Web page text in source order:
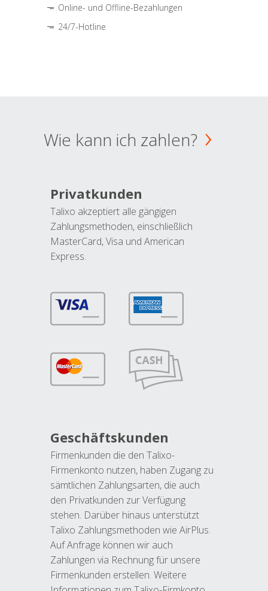
Online- und Offline-Bezahlungen
24/7-Hotline
Wie kann ich zahlen?
Privatkunden
Talixo akzeptiert alle gängigen
Zahlungsmethoden, einschließlich
MasterCard, Visa und American
Express.
Geschäftskunden
Firmenkunden die den Talixo-
Firmenkonto nutzen, haben Zugang zu
sämtlichen Zahlungsarten, die auch
den Privatkunden zur Verfügung
stehen. Darüber hinaus unterstützt
Talixo Zahlungsmethoden wie AirPlus.
Auf Anfrage können wir auch
Zahlungen via Rechnung für unsere
Firmenkunden erstellen. Weitere